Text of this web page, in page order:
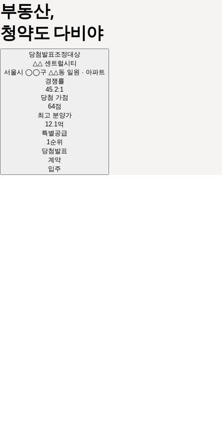
부동산,
청약도 다비야
당첨발표조정대상
△△ 센트럴시티
서울시 ◯◯구 △△동 일원 · 아파트
경쟁률
45.2:1
당첨 가점
64점
최고 분양가
12.1억
특별공급
1순위
당첨발표
계약
입주